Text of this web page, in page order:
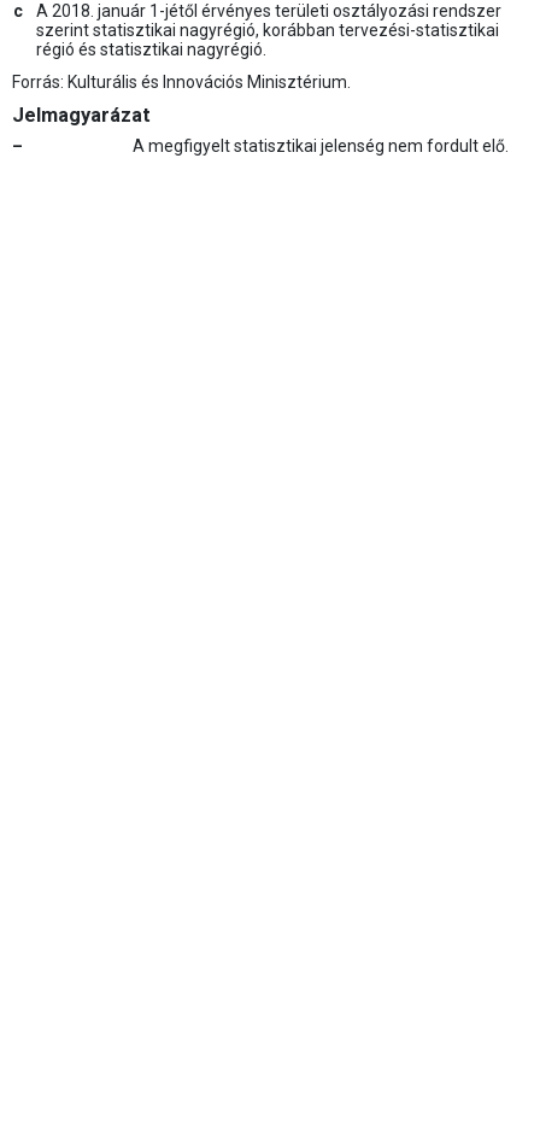
c
A 2018. január 1-jétől érvényes területi osztályozási rendszer
szerint statisztikai nagyrégió, korábban tervezési-statisztikai
régió és statisztikai nagyrégió.
Forrás: Kulturális és Innovációs Minisztérium.
Jelmagyarázat
– A megfigyelt statisztikai jelenség nem fordult elő.